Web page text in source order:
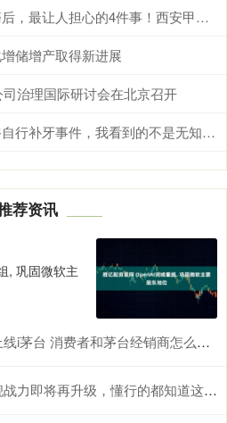
线下配资官网 发生甲状腺癌后，最让人担心的4件事！西安甲康医生：不要恐慌！教你这样应对！
储增产取得新进展
治理国际研讨会在北京召开
趣策略官网 热搜上天津大爷自行补牙事件，我看到的不是无知，而是无奈和心酸
荐资讯
, 巩固微软主
茅台 消费者和茅台经销商怎么看？
即将再升级，懂行的都知道这意味着啥